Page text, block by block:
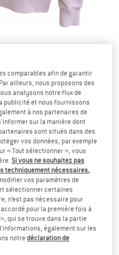
frais de livraison. Ouvre une
comparables afin de garantir
ailleurs, nous proposons des
analysons notre flux de
publicité et nous fournissons
à nos partenaires de
sur la manière dont
sont situés dans des
vos données, par exemple
« Tout sélectionner », vous
Si vous ne souhaitez pas
techniquement nécessaires,
vos paramètres de
sélectionner certaines
n’est pas nécessaire pour
pour la première fois à
qui se trouve dans la partie
également sur les
notredéclaration de